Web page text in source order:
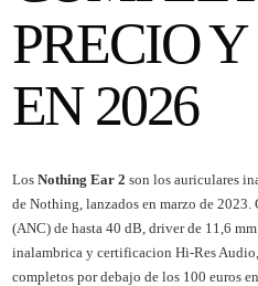
PRECIO
EN 2026
Los Nothing Ear 2 son los auriculares
de Nothing, lanzados en marzo de
(ANC) de hasta 40 dB, driver de 11,6
inalambrica y certificacion Hi-Res
completos por debajo de los 100 euros